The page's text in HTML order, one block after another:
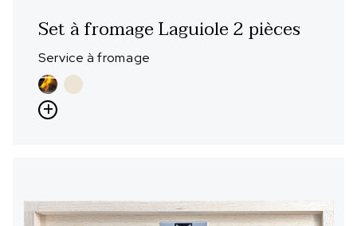
Set à fromage Laguiole 2 pièces
Service à fromage